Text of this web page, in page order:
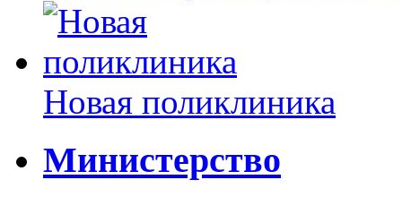
Новая поликлиника
Министерство